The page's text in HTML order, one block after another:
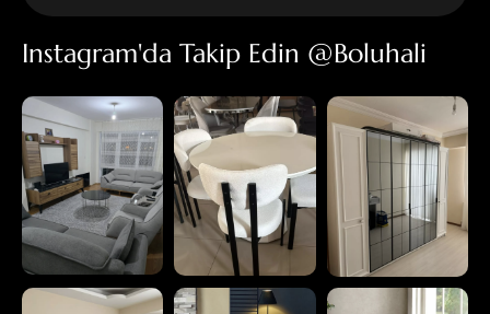
Instagram'da Takip Edin @boluhali